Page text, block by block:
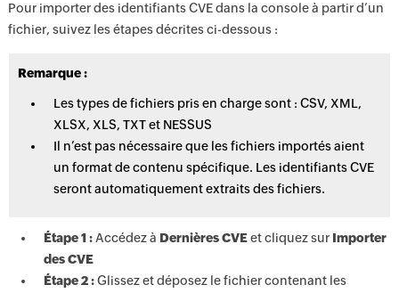
Pour importer des identifiants CVE dans la console à partir d’un
fichier, suivez les étapes décrites ci-dessous :
Remarque :
Les types de fichiers pris en charge sont : CSV, XML,
XLSX, XLS, TXT et NESSUS
Il n’est pas nécessaire que les fichiers importés aient
un format de contenu spécifique. Les identifiants CVE
seront automatiquement extraits des fichiers.
Étape 1 :Accédez à Dernières CVEet cliquez sur Importer
des CVE
Étape 2 :Glissez et déposez le fichier contenant les